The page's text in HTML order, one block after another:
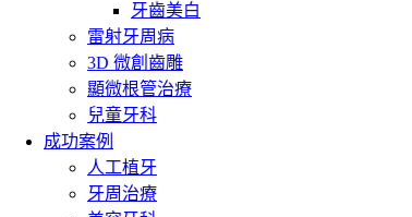
牙齒美白
雷射牙周病
3D 微創齒雕
顯微根管治療
兒童牙科
成功案例
人工植牙
牙周治療